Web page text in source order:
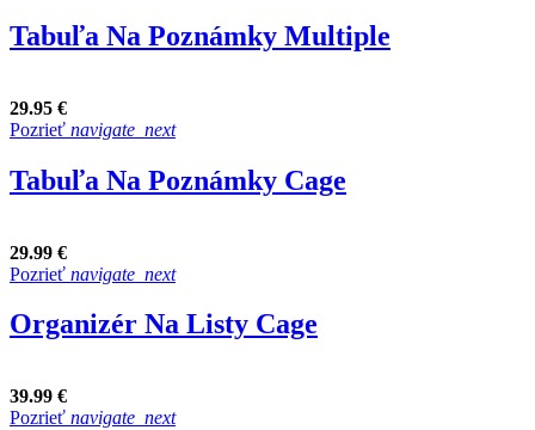
Tabuľa Na Poznámky Multiple
29.95 €
Pozrieť navigate_next
Tabuľa Na Poznámky Cage
29.99 €
Pozrieť navigate_next
Organizér Na Listy Cage
39.99 €
Pozrieť navigate_next